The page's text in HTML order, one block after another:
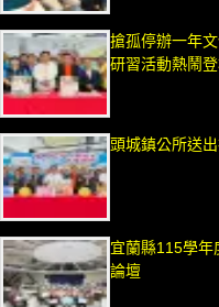
搶孤停辦一年
研習活動熱鬧
頭城鎮公所送
宜蘭縣115學年
論壇